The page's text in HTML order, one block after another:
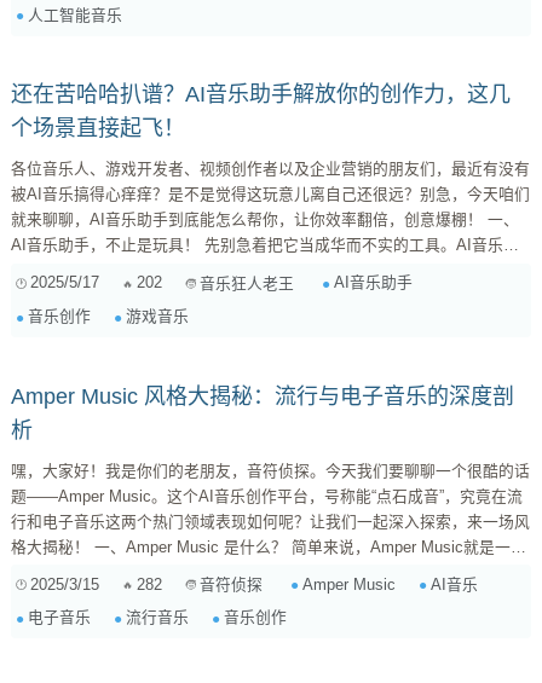
人工智能音乐
还在苦哈哈扒谱？AI音乐助手解放你的创作力，这几
个场景直接起飞！
各位音乐人、游戏开发者、视频创作者以及企业营销的朋友们，最近有没有
被AI音乐搞得心痒痒？是不是觉得这玩意儿离自己还很远？别急，今天咱们
就来聊聊，AI音乐助手到底能怎么帮你，让你效率翻倍，创意爆棚！ 一、
AI音乐助手，不止是玩具！ 先别急着把它当成华而不实的工具。AI音乐助
手，说白了，就是个智能音乐创作平台。它能做什么？简单来说，就是帮你
完成音乐创作中的各种繁琐工作，比如： 自动生成旋律和和弦： 你只需要
输入一些简单的参数，比如风格、速度、情绪等等，AI就能帮你生成一段...
2025/5/17 202 音乐狂人老王
AI音乐助手
音乐创作
游戏音乐
Amper Music 风格大揭秘：流行与电子音乐的深度剖
析
嘿，大家好！我是你们的老朋友，音符侦探。今天我们要聊聊一个很酷的话
题——Amper Music。这个AI音乐创作平台，号称能“点石成音”，究竟在流
行和电子音乐这两个热门领域表现如何呢？让我们一起深入探索，来一场风
格大揭秘！ 一、Amper Music 是什么？ 简单来说，Amper Music就是一个
等，它就能帮你生成音乐。这对于音乐人、视频创作者，甚至是游戏开发者
来说，简直是福音。它可以快速提供各种背景音乐、配乐，大大节省了时间
2025/3/15 282 音符侦探 Amper Music
AI音乐
电子音乐
流行音乐 音乐创作